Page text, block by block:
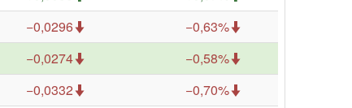
−0,0296
−0,63%
−0,0274
−0,58%
−0,0332
−0,70%